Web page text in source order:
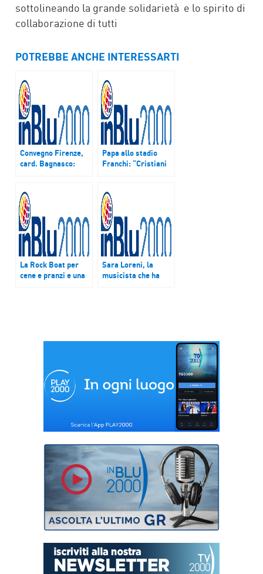
sottolineando la grande solidarietà e lo spirito di
collaborazione di tutti
POTREBBE ANCHE INTERESSARTI
Convegno Firenze,
card. Bagnasco:
portato a
compimento”
Papa allo stadio
Franchi: “Cristiani
La Rock Boat per
cene e pranzi e una
Sara Loreni, la
musicista che ha